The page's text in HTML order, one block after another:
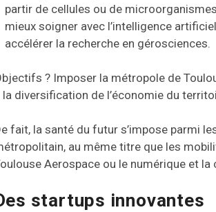
partir de cellules ou de
mieux soigner avec l’intelligence
accélérer la recherche en gérosciences.
? Imposer la métropole de
la diversification de l’économie du
fait, la santé du futur s’impose parmi
au même titre que les
Aerospace ou le numérique et
startups innovantes